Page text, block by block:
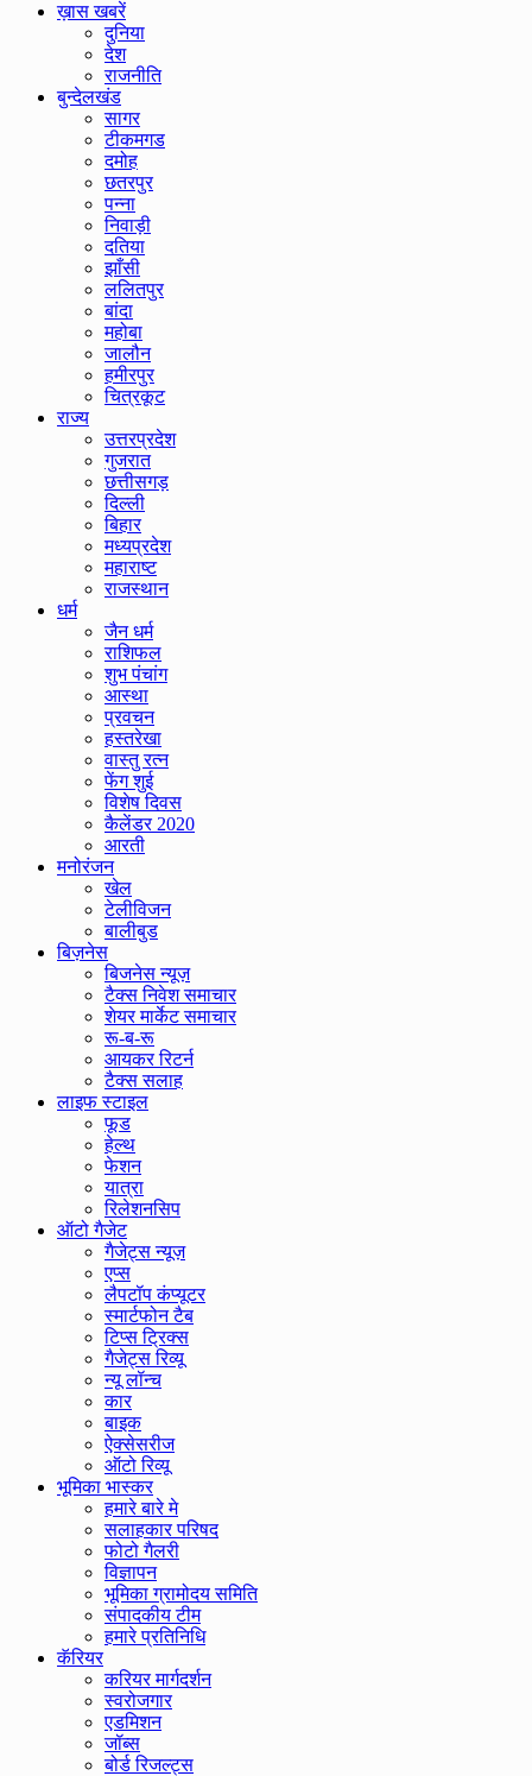
ख़ास खबरें
दुनिया
देश
राजनीति
बुन्देलखंड
सागर
टीकमगड
दमोह
छतरपुर
पन्ना
निवाड़ी
दतिया
झाँसी
ललितपुर
बांदा
महोबा
जालौन
हमीरपुर
चित्रकूट
राज्य
उत्तरप्रदेश
गुजरात
छत्तीसगड़
दिल्ली
बिहार
मध्यप्रदेश
महाराष्ट
राजस्थान
धर्म
जैन धर्म
राशिफल
शुभ पंचांग
आस्था
प्रवचन
हस्तरेखा
वास्तु रत्न
फेंग शुई
विशेष दिवस
कैलेंडर 2020
आरती
मनोरंजन
खेल
टेलीविजन
बालीबुड
बिज़नेस
बिजनेस न्यूज़
टैक्स निवेश समाचार
शेयर मार्केट समाचार
रू-ब-रू
आयकर रिटर्न
टैक्स सलाह
लाइफ स्टाइल
फूड
हेल्थ
फेशन
यात्रा
रिलेशनसिप
ऑटो गैजेट
गैजेट्स न्यूज़
एप्स
लैपटॉप कंप्यूटर
स्मार्टफोन टैब
टिप्स ट्रिक्स
गैजेट्स रिव्यू
न्यू लॉन्च
कार
बाइक
ऐक्सेसरीज
ऑटो रिव्यू
भूमिका भास्कर
हमारे बारे मे
सलाहकार परिषद
फोटो गैलरी
विज्ञापन
भूमिका ग्रामोदय समिति
संपादकीय टीम
हमारे प्रतिनिधि
कॅरियर
करियर मार्गदर्शन
स्वरोजगार
एडमिशन
जॉब्स
बोर्ड रिजल्ट्स